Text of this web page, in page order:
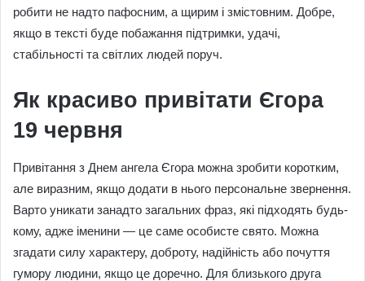
робити не надто пафосним, а щирим і змістовним. Добре,
якщо в тексті буде побажання підтримки, удачі,
стабільності та світлих людей поруч.
Як красиво привітати Єгора
19 червня
Привітання з Днем ангела Єгора можна зробити коротким,
але виразним, якщо додати в нього персональне звернення.
Варто уникати занадто загальних фраз, які підходять будь-
кому, адже іменини — це саме особисте свято. Можна
згадати силу характеру, доброту, надійність або почуття
гумору людини, якщо це доречно. Для близького друга